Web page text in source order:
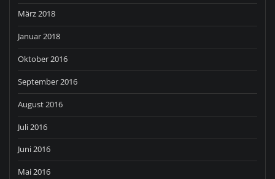
März 2018
Januar 2018
Oktober 2016
September 2016
August 2016
Juli 2016
Juni 2016
Mai 2016